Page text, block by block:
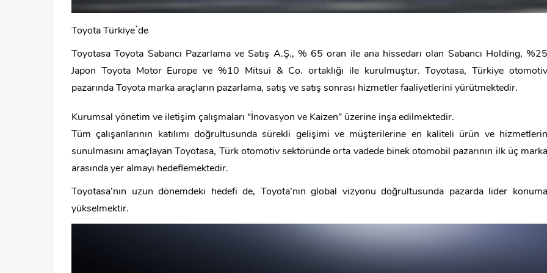
Toyota Türkiye`de
Toyotasa Toyota Sabancı Pazarlama ve Satış A.Ş., % 65 oran ile ana hissedarı olan Sabancı Holding, %25
Japon Toyota Motor Europe ve %10 Mitsui & Co. ortaklığı ile kurulmuştur. Toyotasa, Türkiye otomotiv
pazarında Toyota marka araçların pazarlama, satış ve satış sonrası hizmetler faaliyetlerini yürütmektedir.
Kurumsal yönetim ve iletişim çalışmaları “İnovasyon ve Kaizen” üzerine inşa edilmektedir.
Tüm çalışanlarının katılımı doğrultusunda sürekli gelişimi ve müşterilerine en kaliteli ürün ve hizmetlerin
sunulmasını amaçlayan Toyotasa, Türk otomotiv sektöründe orta vadede binek otomobil pazarının ilk üç marka
arasında yer almayı hedeflemektedir.
Toyotasa’nın uzun dönemdeki hedefi de, Toyota’nın global vizyonu doğrultusunda pazarda lider konuma
yükselmektir.